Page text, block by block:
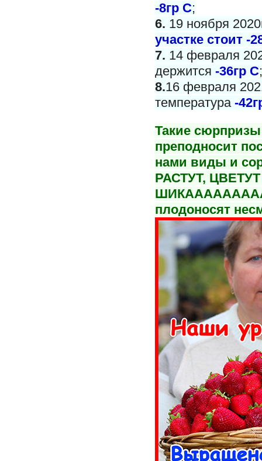
-8гр С;
6. 19 ноября
участке стоит -
7. 14 февраля
держится -36гр С;
8.16 февраля
температура -
Такие
преподносит
нами виды и
РАСТУТ,
плодоносят